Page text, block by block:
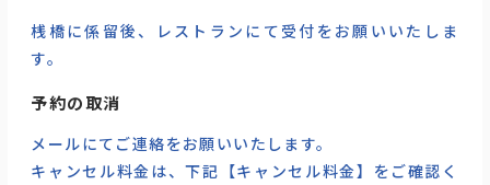
桟橋に係留後、レストランにて受付をお願いいたしま
す。
予約の取消
メールにてご連絡をお願いいたします。
キャンセル料金は、下記【キャンセル料金】をご確認く